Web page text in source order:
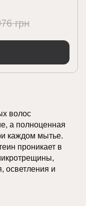
грн
волос
а полноценная
каждом мытье.
проникает в
осветления и